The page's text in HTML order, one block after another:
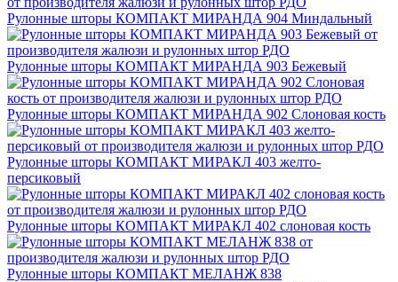
Рулонные шторы КОМПАКТ МИРАНДА 904 Миндальный
Рулонные шторы КОМПАКТ МИРАНДА 903 Бежевый
Рулонные шторы КОМПАКТ МИРАНДА 902 Слоновая кость
Рулонные шторы КОМПАКТ МИРАКЛ 403 желто-
персиковый
Рулонные шторы КОМПАКТ МИРАКЛ 402 слоновая кость
Рулонные шторы КОМПАКТ МЕЛАНЖ 838